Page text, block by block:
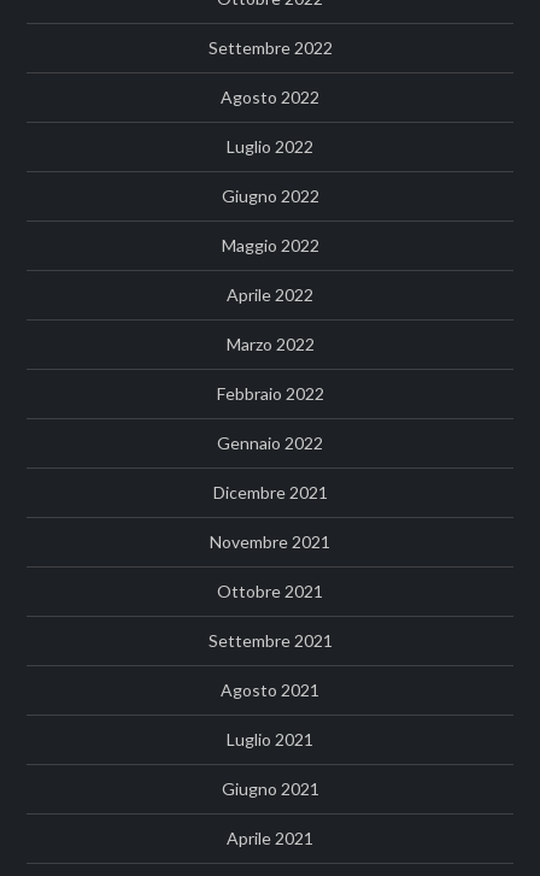
Settembre 2022
Agosto 2022
Luglio 2022
Giugno 2022
Maggio 2022
Aprile 2022
Marzo 2022
Febbraio 2022
Gennaio 2022
Dicembre 2021
Novembre 2021
Ottobre 2021
Settembre 2021
Agosto 2021
Luglio 2021
Giugno 2021
Aprile 2021